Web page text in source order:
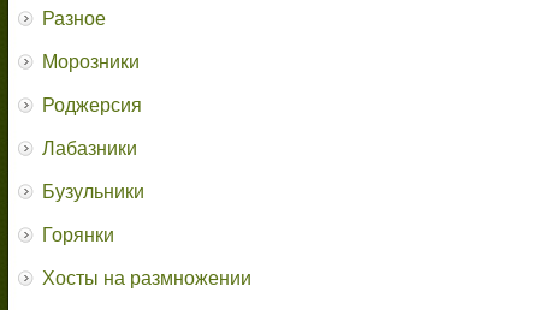
Разное
Морозники
Роджерсия
Лабазники
Бузульники
Горянки
Хосты на размножении